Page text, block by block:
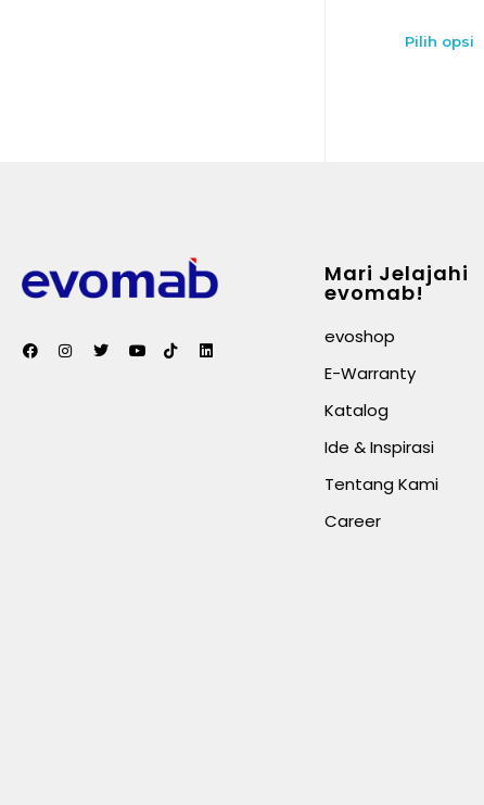
Pilih opsi
Mari Jelajahi
evomab!
evoshop
E-Warranty
Katalog
Ide & Inspirasi
Tentang Kami
Career